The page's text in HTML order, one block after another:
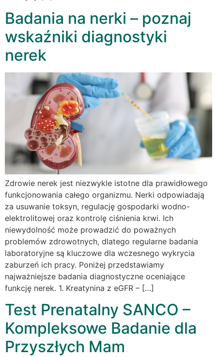
Badania na nerki – poznaj
wskaźniki diagnostyki
nerek
Zdrowie nerek jest niezwykle istotne dla prawidłowego
funkcjonowania całego organizmu. Nerki odpowiadają
za usuwanie toksyn, regulację gospodarki wodno-
elektrolitowej oraz kontrolę ciśnienia krwi. Ich
niewydolność może prowadzić do poważnych
problemów zdrowotnych, dlatego regularne badania
laboratoryjne są kluczowe dla wczesnego wykrycia
zaburzeń ich pracy. Poniżej przedstawiamy
najważniejsze badania diagnostyczne oceniające
funkcję nerek. 1. Kreatynina z eGFR – […]
Test Prenatalny SANCO –
Kompleksowe Badanie dla
Przyszłych Mam